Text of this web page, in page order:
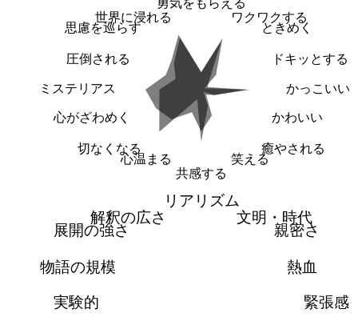
勇気をもらえる
ワクワクする
ときめく
ドキッとする
かっこいい
かわいい
癒やされる
笑える
共感する
心温まる
切なくなる
心がざわめく
ミステリアス
圧倒される
思慮を巡らす
世界に浸れる
リアリズム
文明・時代
親密さ
熱血
緊張感
実験的
物語の規模
展開の強さ
解釈の広さ